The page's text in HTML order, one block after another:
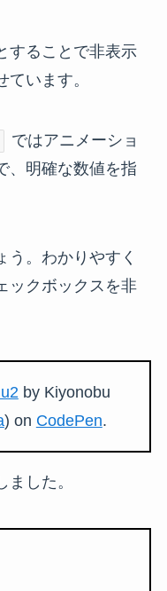
することで非表示
います。
ではアニメーショ
、明確な数値を指
う。わかりやすく
ックボックスを非
by Kiyonobu
) on CodePen.
した。